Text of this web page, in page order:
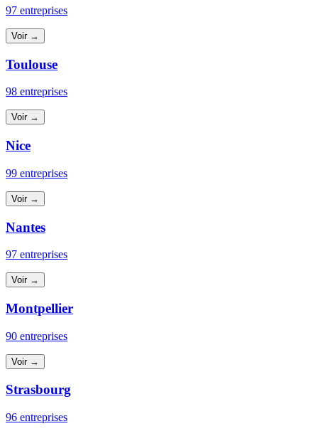
97 entreprises
Voir →
Toulouse
98 entreprises
Voir →
Nice
99 entreprises
Voir →
Nantes
97 entreprises
Voir →
Montpellier
90 entreprises
Voir →
Strasbourg
96 entreprises